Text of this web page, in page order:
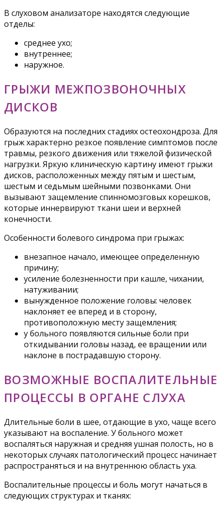
В слуховом анализаторе находятся следующие
отделы:
среднее ухо;
внутреннее;
наружное.
ГРЫЖИ МЕЖПОЗВОНОЧНЫХ
ДИСКОВ
Образуются на последних стадиях остеохондроза. Для
грыж характерно резкое появление симптомов после
травмы, резкого движения или тяжелой физической
нагрузки. Яркую клиническую картину имеют грыжи
дисков, расположенных между пятым и шестым,
шестым и седьмым шейными позвонками. Они
вызывают защемление спинномозговых корешков,
которые иннервируют ткани шеи и верхней
конечности.
Особенности болевого синдрома при грыжах:
внезапное начало, имеющее определенную
причину;
усиление болезненности при кашле, чихании,
натуживании;
вынужденное положение головы: человек
наклоняет ее вперед и в сторону,
противоположную месту защемления;
у больного появляются сильные боли при
откидывании головы назад, ее вращении или
наклоне в пострадавшую сторону.
ВОЗМОЖНЫЕ ВОСПАЛИТЕЛЬНЫЕ
ПРОЦЕССЫ В ОРГАНЕ СЛУХА
Длительные боли в шее, отдающие в ухо, чаще всего
указывают на воспаление. У больного может
воспаляться наружная и средняя ушная полость, но в
некоторых случаях патологический процесс начинает
распространяться и на внутреннюю область уха.
Воспалительные процессы и боль могут начаться в
следующих структурах и тканях: